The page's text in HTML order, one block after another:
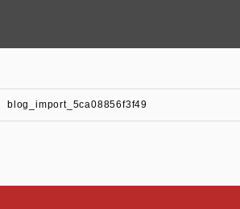
blog_import_5ca08856f3f49